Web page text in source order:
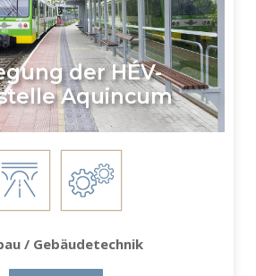
der HÉV-
Aquincum
/ Gebäudetechnik